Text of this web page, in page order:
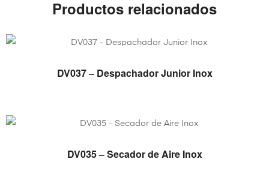
Productos relacionados
VER PRODUCTO
DV037 – Despachador Junior Inox
VER PRODUCTO
DV035 – Secador de Aire Inox